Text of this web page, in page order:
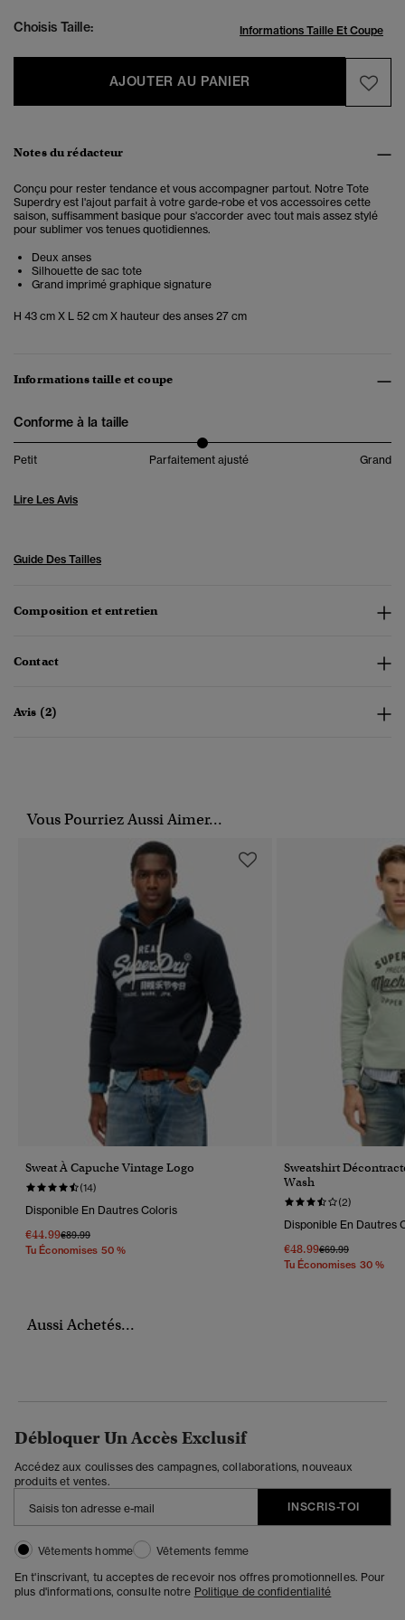
Choisis Taille: Informations Taille Et Coupe
AJOUTER AU PANIER
Notes du rédacteur
Conçu pour rester tendance et vous accompagner partout. Notre Tote
Superdry est l'ajout parfait à votre garde-robe et vos accessoires cette
saison, suffisamment basique pour s'accorder avec tout mais assez stylé
pour sublimer vos tenues quotidiennes.
Deux anses
Silhouette de sac tote
Grand imprimé graphique signature
H 43 cm X L 52 cm X hauteur des anses 27 cm
Informations taille et coupe
Conforme à la taille
Petit Parfaitement ajusté Grand
Lire Les Avis
Guide Des Tailles
Composition et entretien
Contact
Avis (2)
Vous Pourriez Aussi Aimer...
Sweat À Capuche Vintage Logo
(14)
Disponible En Dautres Coloris
€44.99Prix Réduit De
€89.99À
Tu Économises 50 %
Sweatshirt
Wash
(2)
Disponible En Dautres
€48.99Prix Réduit De
€69.99À
Tu Économises 30 %
Aussi Achetés...
Débloquer Un Accès Exclusif
Accédez aux coulisses des campagnes, collaborations, nouveaux
produits et ventes.
INSCRIS-TOI
Vêtements homme
Vêtements femme
En t'inscrivant, tu acceptes de recevoir nos offres promotionnelles. Pour
plus d'informations, consulte notre Politique de confidentialité